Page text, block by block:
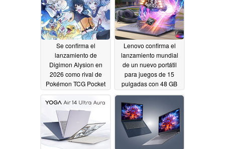
Se confirma el
lanzamiento de
Digimon Alysion en
2026 como rival de
Pokémon TCG Pocket
Lenovo confirma el
lanzamiento mundial
de un nuevo portátil
para juegos de 15
pulgadas con 48 GB
de VRAM05/14/2026